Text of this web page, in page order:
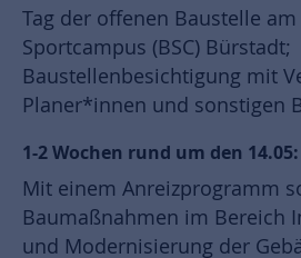
Tag der offenen Baustelle
Sportcampus (BSC) Bürstadt;
Baustellenbesichtigung mit
Planer*innen und sonstigen
1-2 Wochen rund um den
Mit einem Anreizprogramm
Baumaßnahmen im Bereich
und Modernisierung der